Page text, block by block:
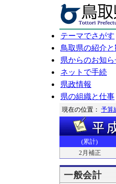
テーマでさがす
鳥取県の紹介
県からのお知ら
ネットで手続
県政情報
県の組織と仕事
現在の位置： 予算
(累計)
2月補正
一般会計